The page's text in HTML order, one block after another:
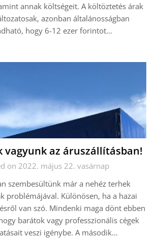
annak költségeit. A költöztetés árak
azonban általánosságban
hogy 6-12 ezer forintot…
vagyunk az áruszállításban!
on 2022. május 22. vasárnap
szembesültünk már a nehéz terhek
problémájával. Különösen, ha a hazai
van szó. Mindenki maga dönt ebben
barátok vagy professzionális cégek
veszi igénybe. A második…